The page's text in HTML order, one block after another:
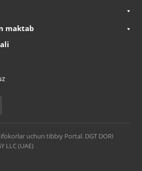
maktab
uchun tibbiy Portal. DGT DORI
LLC (UAE)